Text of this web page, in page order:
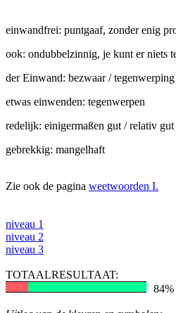
einwandfrei: puntgaaf, zonder enig
ook: ondubbelzinnig, je kunt er niets
der Einwand: bezwaar / tegenwerping
etwas einwenden: tegenwerpen
redelijk: einigermaßen gut / relativ
gebrekkig: mangelhaft
Zie ook de pagina weetwoorden I.
niveau 1
niveau 2
niveau 3
TOTAALRESULTAAT:
84%